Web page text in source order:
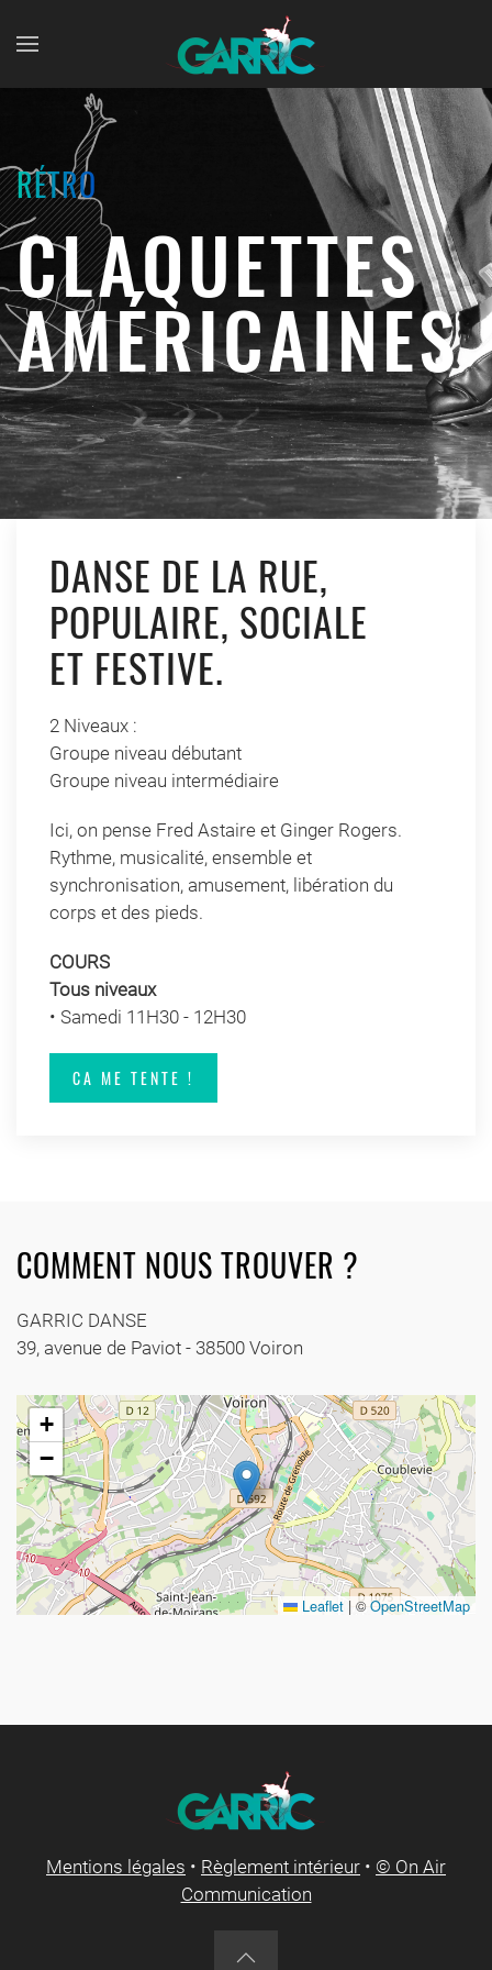
Skip to main content
RÉTRO
CLAQUETTES
AMÉRICAINES
DANSE DE LA RUE,
POPULAIRE, SOCIALE
ET FESTIVE.
2 Niveaux :
Groupe niveau débutant
Groupe niveau intermédiaire
Ici, on pense Fred Astaire et Ginger Rogers.
Rythme, musicalité, ensemble et
synchronisation, amusement, libération du
corps et des pieds.
COURS
Tous niveaux
• Samedi 11H30 - 12H30
CA ME TENTE !
COMMENT NOUS TROUVER ?
GARRIC DANSE
39, avenue de Paviot - 38500 Voiron
+
−
Leaflet | ©OpenStreetMap
Mentions légales • Règlement intérieur • © On Air
Communication